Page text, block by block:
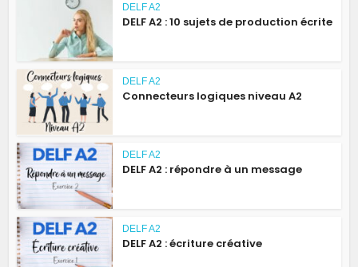
DELF A2
DELF A2 : 10 sujets de production écrite
DELF A2
Connecteurs logiques niveau A2
DELF A2
DELF A2 : répondre à un message
DELF A2
DELF A2 : écriture créative